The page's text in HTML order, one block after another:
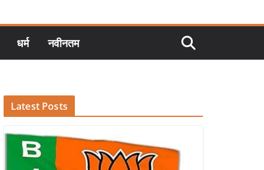
धर्म नवीनतम
Latest Posts